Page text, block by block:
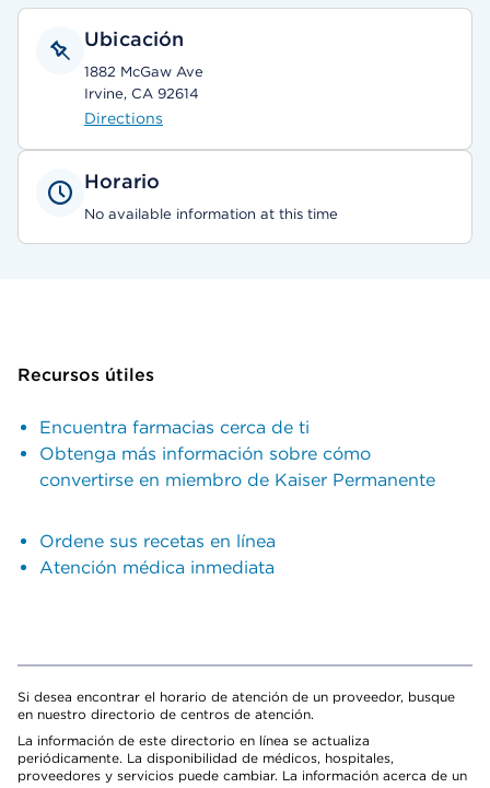
Ubicación
1882 McGaw Ave
Irvine, CA 92614
Directions
Horario
No available information at this time
Recursos útiles
Encuentra farmacias cerca de ti
Obtenga más información sobre cómo
convertirse en miembro de Kaiser Permanente
Ordene sus recetas en línea
Atención médica inmediata
Si desea encontrar el horario de atención de un proveedor, busque
en nuestro directorio de centros de atención.
La información de este directorio en línea se actualiza
periódicamente. La disponibilidad de médicos, hospitales,
proveedores y servicios puede cambiar. La información acerca de un